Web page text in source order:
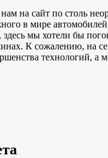
на сайт по столь
в мире
здесь мы хотели бы
К сожалению, на
технологий, а